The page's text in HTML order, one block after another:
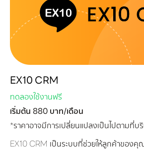
EX10 CRM
ทดลองใช้งานฟรี
เริ่มต้น 880 บาท/เดือน
*ราคาอาจมีการเปลี่ยนแปลงเป็นไปตามที่บ
EX10 CRM เป็นระบบที่ช่วยให้ลูกค้าของ